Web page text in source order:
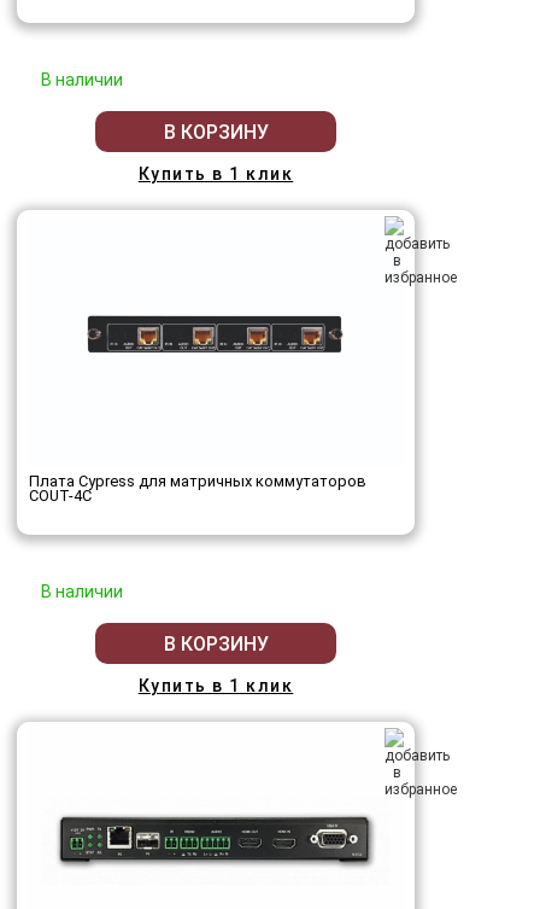
В наличии
В КОРЗИНУ
Купить в 1 клик
Плата Cypress для матричных коммутаторов
COUT-4C
В наличии
В КОРЗИНУ
Купить в 1 клик